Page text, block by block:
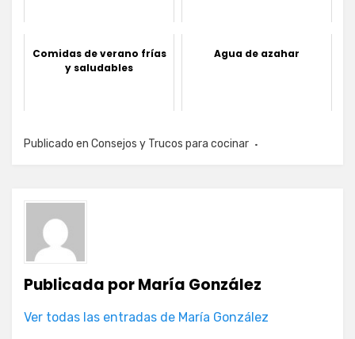
Comidas de verano frías
y saludables
Agua de azahar
Publicado en Consejos y Trucos para cocinar
Publicada porMaría González
Ver todas las entradas de María González